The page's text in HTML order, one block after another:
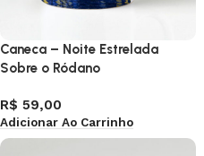
Caneca – Noite Estrelada
Sobre o Ródano
R$ 59,00
Adicionar Ao Carrinho